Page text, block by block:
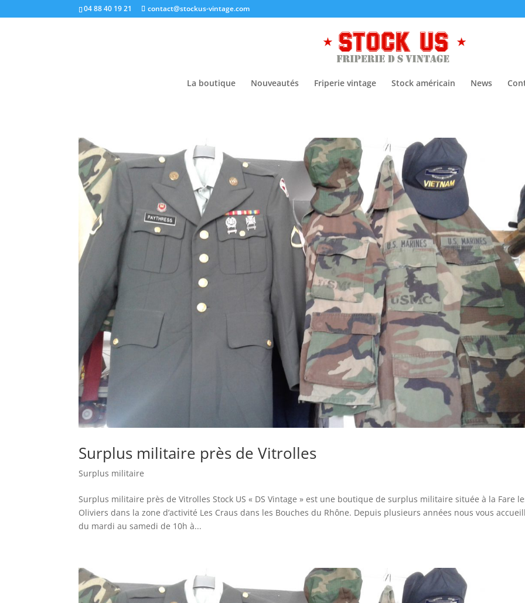
04 88 40 19 21 contact@stockus-vintage.com
La boutique Nouveautés Friperie vintage Stock américain News
Surplus militaire près de Vitrolles
Surplus militaire
Surplus militaire près de Vitrolles Stock US « DS Vintage » est une boutique de surplus militaire située à la Fare
Oliviers dans la zone d’activité Les Craus dans les Bouches du Rhône. Depuis plusieurs années nous vous
du mardi au samedi de 10h à...